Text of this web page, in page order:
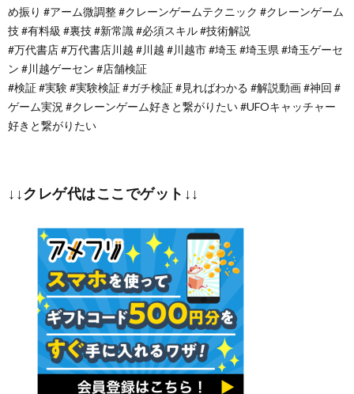
め振り #アーム微調整 #クレーンゲームテクニック #クレーンゲーム
技 #有料級 #裏技 #新常識 #必須スキル #技術解説
#万代書店 #万代書店川越 #川越 #川越市 #埼玉 #埼玉県 #埼玉ゲーセ
ン #川越ゲーセン #店舗検証
#検証 #実験 #実験検証 #ガチ検証 #見ればわかる #解説動画 #神回 #
ゲーム実況 #クレーンゲーム好きと繋がりたい #UFOキャッチャー
好きと繋がりたい
↓↓クレゲ代はここでゲット↓↓